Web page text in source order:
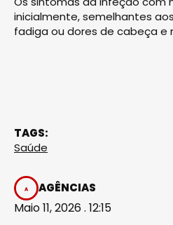
inicialmente, semelhantes
fadiga ou dores de cabeça e
TAGS:
Saúde
AGÊNCIAS
Maio 11, 2026 . 12:15